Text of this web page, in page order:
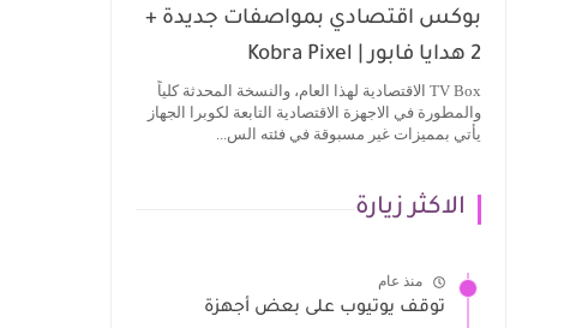
بوكس اقتصادي بمواصفات جديدة +
2 هدايا فابور | Kobra Pixel
TV Box الاقتصادية لهذا العام، والنسخة المحدثة كلياً
والمطورة في الاجهزة الاقتصادية التابعة لكوبرا الجهاز
يأتي بمميزات غير مسبوقة في فئته الس...
الاكثر زيارة
منذ عام
توقف يوتيوب على بعض أجهزة